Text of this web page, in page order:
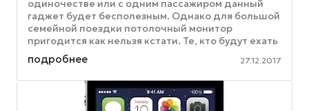
одиночестве или с одним пассажиром данный
гаджет будет бесполезным. Однако для большой
семейной поездки потолочный монитор
пригодится как нельзя кстати. Те, кто будут ехать
на заднем сидении, гарантировано ...
подробнее 27.12.2017